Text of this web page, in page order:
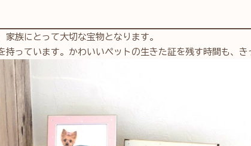
族にとって大切な宝物となります。
っています。かわいいペットの生きた証を残す時間も、き